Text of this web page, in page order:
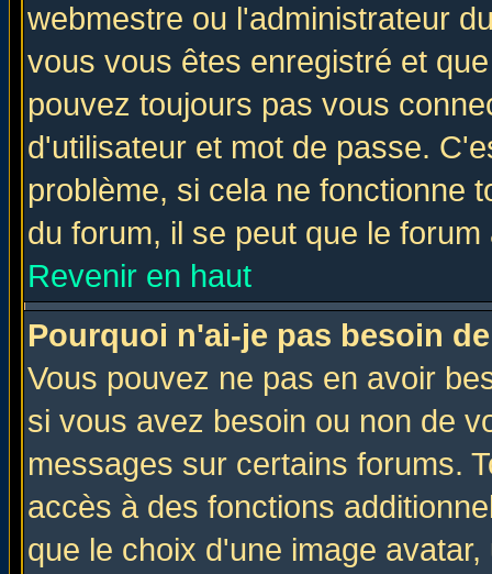
webmestre ou l'administrateur
vous vous êtes enregistré et
pouvez toujours pas vous
d'utilisateur et mot de passe.
problème, si cela ne fonctionne
du forum, il se peut que le
Revenir en haut
Pourquoi n'ai-je pas besoin
Vous pouvez ne pas en avoir
si vous avez besoin ou non de
messages sur certains forums.
accès à des fonctions
que le choix d'une image